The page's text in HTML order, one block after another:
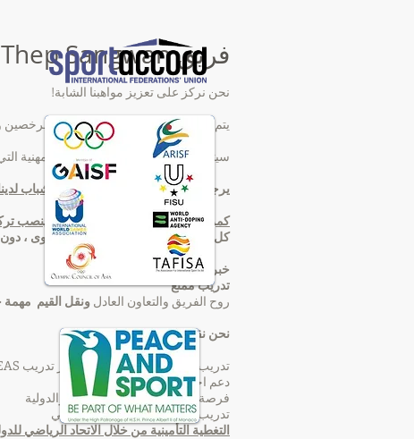
فريق Luke Thep Sangwan
نحن نركز على تعزيز مواهبنا الشابة!
يتم تدريب الناشئين من قبل مدربين
سيتم تدريب أطفالك بنفس الكفاءة المهنية
يرجى ملاحظة أن تدريب الأطفال والشباب
كمركز أداء معترف به في المنطقة ، ينصب
كل من يريد أن يتدرب على هذا المستوى ، دون
خبرات!
تدريب ممتع
روح الفريق والتعاون العادل ونقل القيم مهمة
نحن نقدم...
تدريب احترافي وفقًا لأحدث معايير تدريب iMEAS
دعم احترافي خلال المنافسات ،
فرصة حضور المسابقات الوطنية والدولية
تدريب التحفيز الذهني والدعم الطبي
التغطية التأمينية من خلال الاتحاد الرياضي